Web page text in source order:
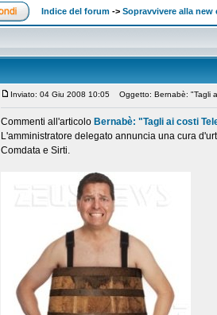
Indice del forum -> Sopravvivere alla new
Inviato: 04 Giu 2008 10:05 Oggetto: Bernabè: "Tagli
Commenti all'articolo Bernabè: "Tagli ai costi
L'amministratore delegato annuncia una cura
Comdata e Sirti.